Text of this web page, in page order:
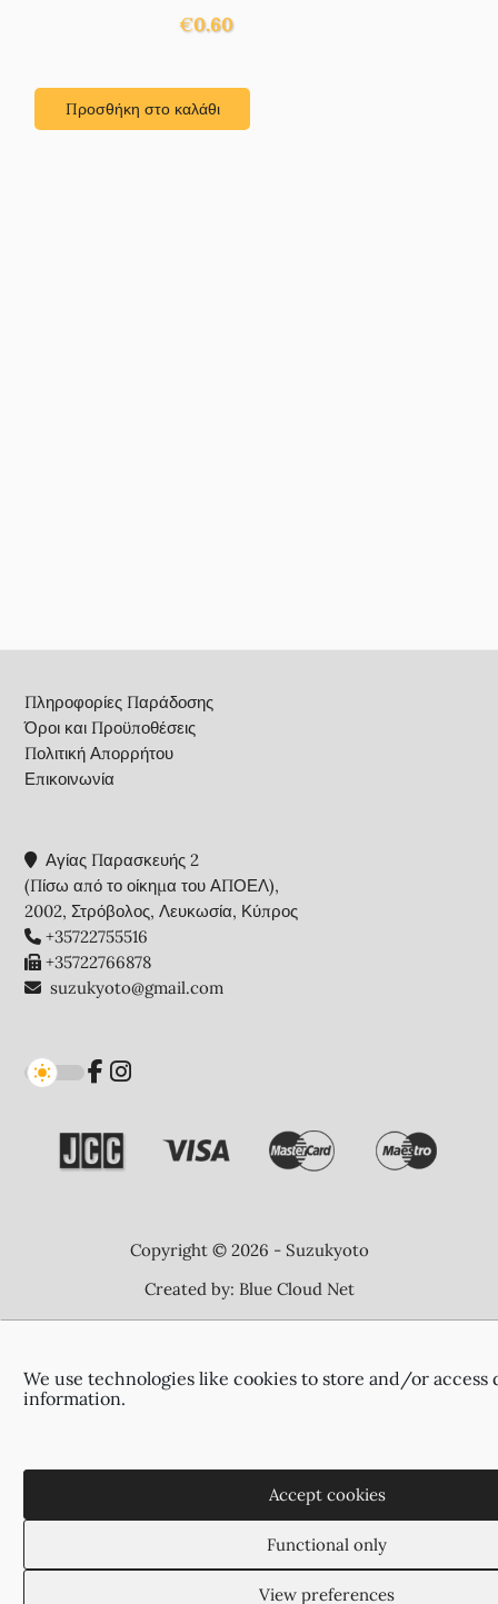
We use technologies like cookies to store and/or access
information.
Accept cookies
Functional only
View preferences
€0.60
Προσθήκη στο καλάθι
Πληροφορίες Παράδοσης
Όροι και Προϋποθέσεις
Πολιτική Απορρήτου
Επικοινωνία
Αγίας Παρασκευής 2
(Πίσω από το οίκημα του ΑΠΟΕΛ),
2002, Στρόβολος, Λευκωσία, Κύπρος
+35722755516
+35722766878
suzukyoto@gmail.com
Copyright © 2026 - Suzukyoto
Created by: Blue Cloud Net